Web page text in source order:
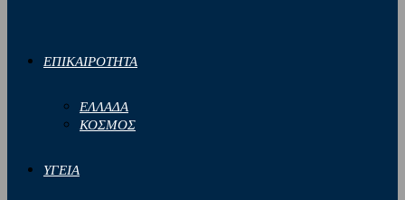
ΕΠΙΚΑΙΡΟΤΗΤΑ
ΕΛΛΑΔΑ
ΚΟΣΜΟΣ
ΥΓΕΙΑ